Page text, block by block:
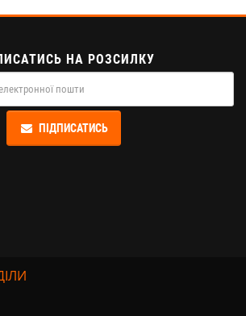
НА РОЗСИЛКУ
ПІДПИСАТИСЬ